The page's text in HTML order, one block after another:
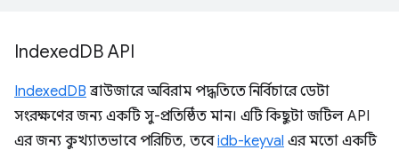
IndexedDB API
IndexedDB ব্রাউজারে অবিরাম পদ্ধতিতে নির্বিচারে ডেটা
সংরক্ষণের জন্য একটি সু-প্রতিষ্ঠিত মান। এটি কিছুটা জটিল API
এর জন্য কুখ্যাতভাবে পরিচিত, তবেidb-keyval এর মতো একটি